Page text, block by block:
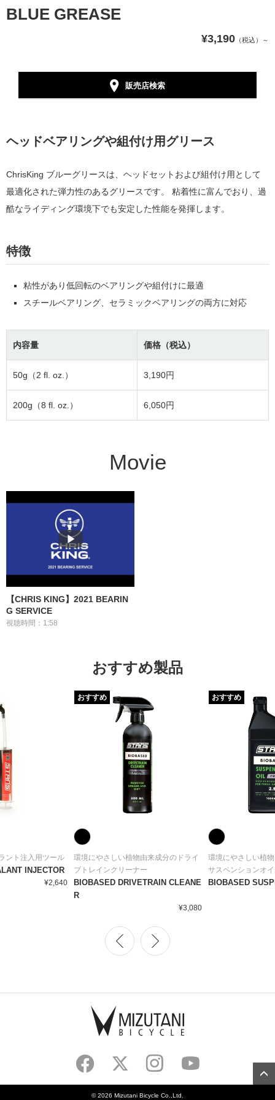
BLUE GREASE
¥3,190 （税込）～
販売店検索
ヘッドベアリングや組付け用グリース
ChrisKing ブルーグリースは、ヘッドセットおよび組付け用として
最適化された弾力性のあるグリースです。 粘着性に富んでおり、過
酷なライディング環境下でも安定した性能を発揮します。
特徴
粘性があり低回転のベアリングや組付けに最適
スチールベアリング、セラミックベアリングの両方に対応
内容量 価格（税込）
50g（2 fl. oz.） 3,190円
200g（8 fl. oz.） 6,050円
Movie
【CHRIS KING】2021 BEARIN
G SERVICE
視聴時間：1:58
おすすめ製品
ント注入用ツール
INJECTOR
¥2,640
環境にやさしい植物由来成分のドライ
ブトレインクリーナー
BIOBASED DRIVETRAIN CLEANE
R
¥3,080
おすすめ
環境にやさしい植
サスペンションオ
BIOBASED
おすすめ
©2026 Mizutani Bicycle Co.,Ltd.